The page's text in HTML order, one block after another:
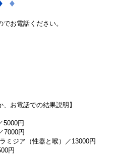
お電話ください。
お電話での結果説明】
5000円
型肝炎／7000円
ミジア（性器と喉）／13000円
円